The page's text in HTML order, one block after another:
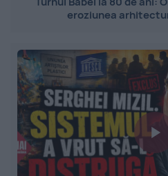
eroziunea